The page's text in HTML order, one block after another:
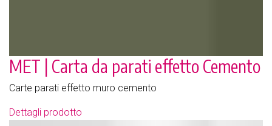
MET | Carta da parati effetto Cemento
Carte parati effetto muro cemento
Dettagli prodotto